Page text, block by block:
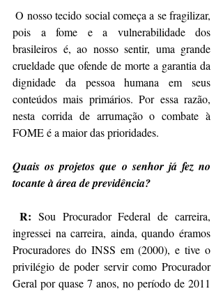
O nosso tecido social começa a se fragilizar,
pois a fome e a vulnerabilidade dos
brasileiros é, ao nosso sentir, uma grande
crueldade que ofende de morte a garantia da
dignidade da pessoa humana em seus
conteúdos mais primários. Por essa razão,
nesta corrida de arrumação o combate à
FOME é a maior das prioridades.
Quais os projetos que o senhor já fez no
tocante à área de previdência?
R: Sou Procurador Federal de carreira,
ingressei na carreira, ainda, quando éramos
Procuradores do INSS em (2000), e tive o
privilégio de poder servir como Procurador
Geral por quase 7 anos, no período de 2011